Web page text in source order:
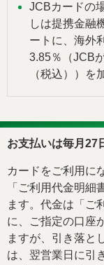
JCBカードの
しは提携金融
ートに、海外
3.85％（JCB
（税込））を
お支払いは毎月27
カードをご利用に
「ご利用代金明細
ます。代金は「ご
に、ご指定の口座
ますが、引き落と
は、翌営業日に引